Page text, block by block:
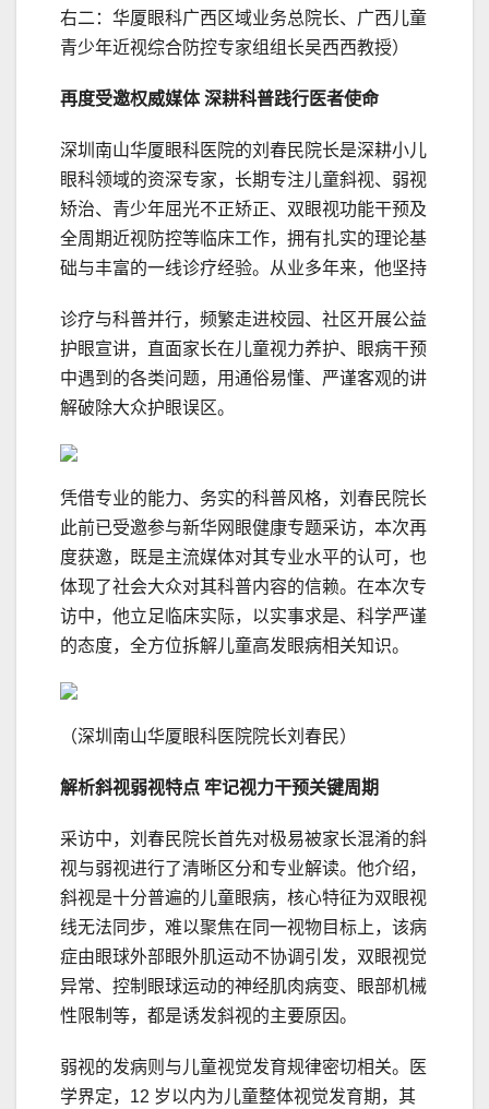
右二：华厦眼科广西区域业务总院长、广西儿童
青少年近视综合防控专家组组长吴西西教授）
再度受邀权威媒体 深耕科普践行医者使命
深圳南山华厦眼科医院的刘春民院长是深耕小儿
眼科领域的资深专家，长期专注儿童斜视、弱视
矫治、青少年屈光不正矫正、双眼视功能干预及
全周期近视防控等临床工作，拥有扎实的理论基
础与丰富的一线诊疗经验。从业多年来，他坚持
诊疗与科普并行，频繁走进校园、社区开展公益
护眼宣讲，直面家长在儿童视力养护、眼病干预
中遇到的各类问题，用通俗易懂、严谨客观的讲
解破除大众护眼误区。
凭借专业的能力、务实的科普风格，刘春民院长
此前已受邀参与新华网眼健康专题采访，本次再
度获邀，既是主流媒体对其专业水平的认可，也
体现了社会大众对其科普内容的信赖。在本次专
访中，他立足临床实际，以实事求是、科学严谨
的态度，全方位拆解儿童高发眼病相关知识。
（深圳南山华厦眼科医院院长刘春民）
解析斜视弱视特点 牢记视力干预关键周期
采访中，刘春民院长首先对极易被家长混淆的斜
视与弱视进行了清晰区分和专业解读。他介绍，
斜视是十分普遍的儿童眼病，核心特征为双眼视
线无法同步，难以聚焦在同一视物目标上，该病
症由眼球外部眼外肌运动不协调引发，双眼视觉
异常、控制眼球运动的神经肌肉病变、眼部机械
性限制等，都是诱发斜视的主要原因。
弱视的发病则与儿童视觉发育规律密切相关。医
学界定，12 岁以内为儿童整体视觉发育期，其